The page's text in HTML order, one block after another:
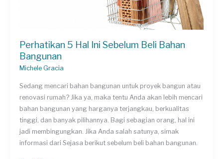
Perhatikan 5 Hal Ini Sebelum Beli Bahan
Bangunan
Michele Gracia
Sedang mencari bahan bangunan untuk proyek bangun atau
renovasi rumah? Jika ya, maka tentu Anda akan lebih mencari
bahan bangunan yang harganya terjangkau, berkualitas
tinggi, dan banyak pilihannya. Bagi sebagian orang, hal ini
jadi membingungkan. Jika Anda salah satunya, simak
informasi dari Sejasa berikut sebelum beli bahan bangunan.